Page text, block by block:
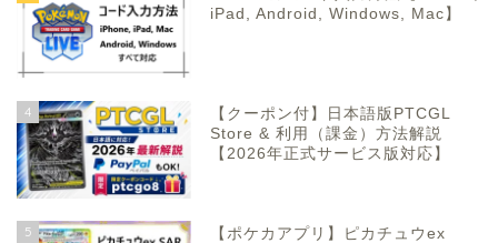
iPad, Android, Windows, Mac】
4
【クーポン付】日本語版PTCGL
Store & 利用（課金）方法解説
【2026年正式サービス版対応】
5
【ポケカアプリ】ピカチュウex